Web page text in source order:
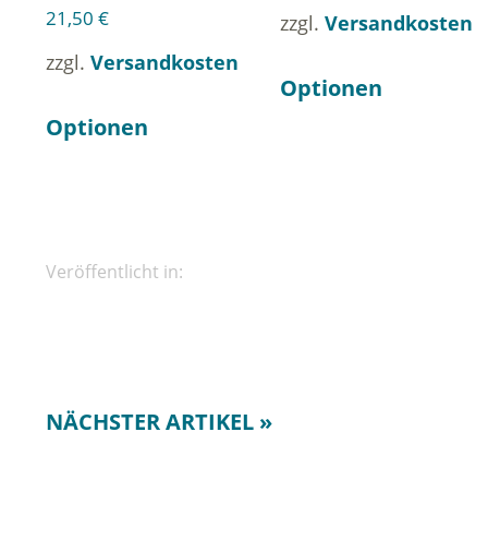
21,50 €
zzgl. Versandkosten
Optionen
zzgl. Versandkosten
Optionen
Veröffentlicht in:
NÄCHSTER ARTIKEL »